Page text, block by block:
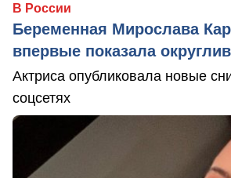
В России
Беременная Мирослава
впервые показала
Актриса опубликовала новые
соцсетях